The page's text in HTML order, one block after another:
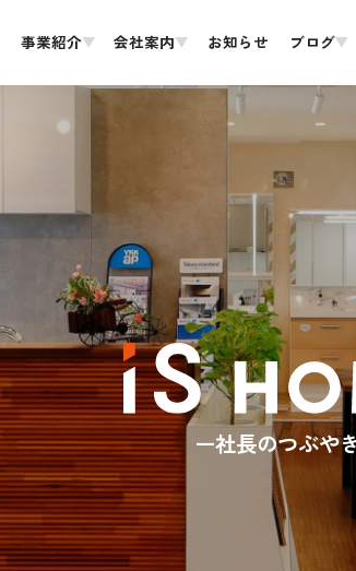
事業紹介 会社案内 お知らせ ブログ
社長のつぶや